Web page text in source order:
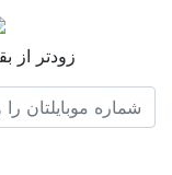
زودتر از